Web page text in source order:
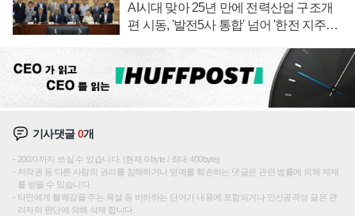
AI시대 맞아 25년 만에 전력산업 구조개
편 시동, '발전5사 통합' 넘어 '한전 지주사'
기사댓글0개
200자까지 쓰실 수 있습니다. (현재 0 byte / 최대 400byte)
저작권 등 다른 사람의 권리를 침해하거나 명예를 훼손하는 댓글은 관련 법률에 의해 제재
를 받을 수 있습니다.
타인에게 불쾌감을 주는 욕설 등 비하하는 단어가 내용에 포함되거나 인신공격성 글은 관
리자의 판단에 의해 삭제 합니다.